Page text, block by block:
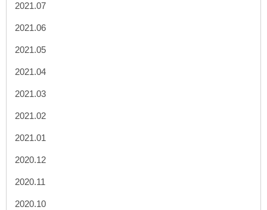
2021.07
2021.06
2021.05
2021.04
2021.03
2021.02
2021.01
2020.12
2020.11
2020.10